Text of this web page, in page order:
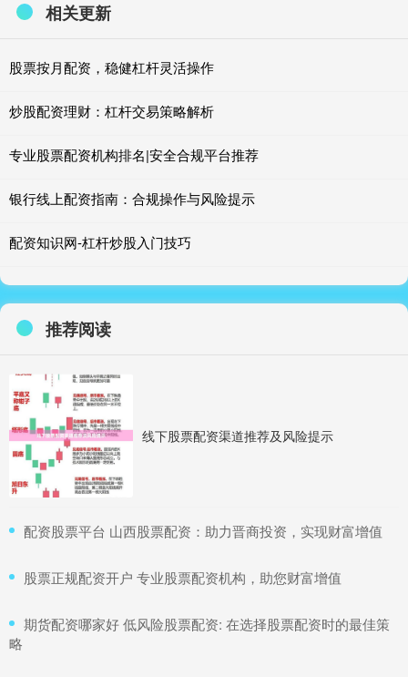
相关更新
股票按月配资，稳健杠杆灵活操作
炒股配资理财：杠杆交易策略解析
专业股票配资机构排名|安全合规平台推荐
银行线上配资指南：合规操作与风险提示
配资知识网-杠杆炒股入门技巧
推荐阅读
线下股票配资渠道推荐及风险提示
​配资股票平台 山西股票配资：助力晋商投资，实现财富增值
​股票正规配资开户 专业股票配资机构，助您财富增值
​期货配资哪家好 低风险股票配资: 在选择股票配资时的最佳策
略